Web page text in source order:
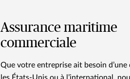
Assurance maritime
commerciale
Que votre entreprise ait besoin